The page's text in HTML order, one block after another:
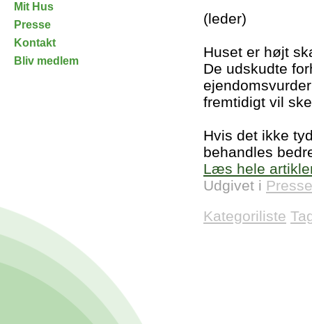
Mit Hus
Presse
Kontakt
Bliv medlem
(leder)
Huset er højt
De udskudte
fremtidigt vil
Hvis det ikke
behandles
Læs hele
Udgivet i
Kategoriliste